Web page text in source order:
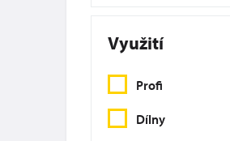
Využití
Profi
Dílny